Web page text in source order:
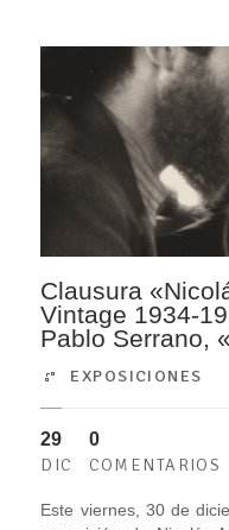
Clausura
Vintage 1934-
Pablo Serrano,
EXPOSICIONES
29
DIC
0
COMENTARIOS
Este viernes, 30 de